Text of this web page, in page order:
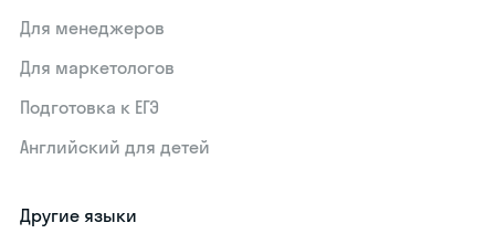
Для менеджеров
Для маркетологов
Подготовка к ЕГЭ
Английский для детей
Другие языки